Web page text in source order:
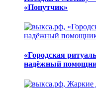
«Попутчик»
«Городская
надёжный